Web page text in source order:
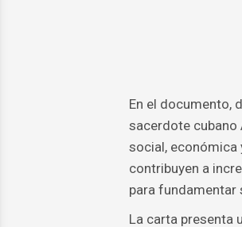
En el documento,
sacerdote cubano
social, económica
contribuyen a
para fundamentar
La carta presenta